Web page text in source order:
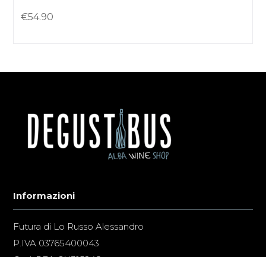
€54.90
Informazioni
Futura di Lo Russo Alessandro
P.IVA 03765400043